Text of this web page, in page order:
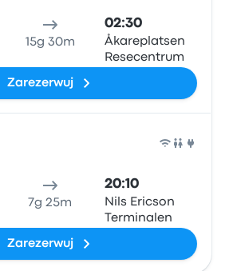
15g 30m
02:30
Åkareplatsen
Resecentrum
Zarezerwuj
7g 25m
20:10
Nils Ericson
Terminalen
Zarezerwuj